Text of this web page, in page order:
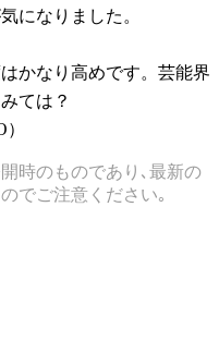
になりました。
かなり高めです。芸能界
ては？
時のものであり､最新の
でご注意ください｡